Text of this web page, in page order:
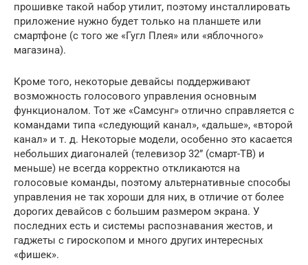
прошивке такой набор утилит, поэтому инсталлировать
приложение нужно будет только на планшете или
смартфоне (с того же «Гугл Плея» или «яблочного»
магазина).
Кроме того, некоторые девайсы поддерживают
возможность голосового управления основным
функционалом. Тот же «Самсунг» отлично справляется с
командами типа «следующий канал», «дальше», «второй
канал» и т. д. Некоторые модели, особенно это касается
небольших диагоналей (телевизор 32” (смарт-ТВ) и
меньше) не всегда корректно откликаются на
голосовые команды, поэтому альтернативные способы
управления не так хороши для них, в отличие от более
дорогих девайсов с большим размером экрана. У
последних есть и системы распознавания жестов, и
гаджеты с гироскопом и много других интересных
«фишек».